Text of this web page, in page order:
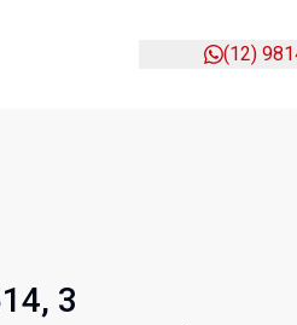
(12)
3